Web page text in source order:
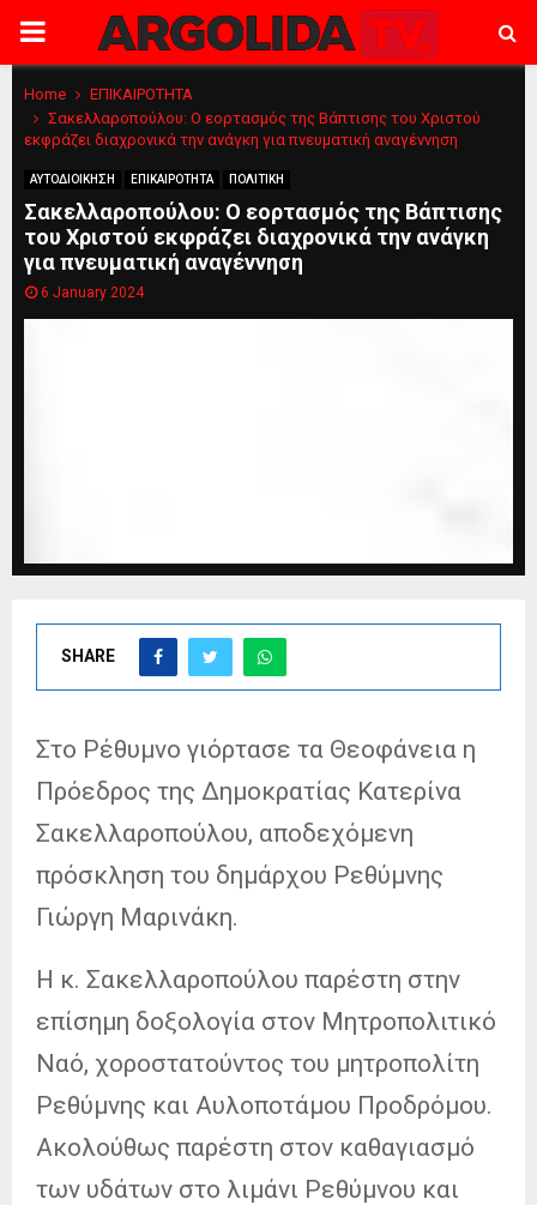
PRIMARY
MENU
Home
ΕΠΙΚΑΙΡΟΤΗΤΑ
Σακελλαροπούλου: Ο εορτασμός της Βάπτισης του Χριστού
εκφράζει διαχρονικά την ανάγκη για πνευματική αναγέννηση
ΑΥΤΟΔΙΟΙΚΗΣΗ ΕΠΙΚΑΙΡΟΤΗΤΑ ΠΟΛΙΤΙΚΗ
Σακελλαροπούλου: Ο εορτασμός της Βάπτισης
του Χριστού εκφράζει διαχρονικά την ανάγκη
για πνευματική αναγέννηση
6 January 2024
SHARE
Στο Ρέθυμνο γιόρτασε τα Θεοφάνεια η
Πρόεδρος της Δημοκρατίας Κατερίνα
Σακελλαροπούλου, αποδεχόμενη
πρόσκληση του δημάρχου Ρεθύμνης
Γιώργη Μαρινάκη.
Η κ. Σακελλαροπούλου παρέστη στην
επίσημη δοξολογία στον Μητροπολιτικό
Ναό, χοροστατούντος του μητροπολίτη
Ρεθύμνης και Αυλοποτάμου Προδρόμου.
Ακολούθως παρέστη στον καθαγιασμό
των υδάτων στο λιμάνι Ρεθύμνου και